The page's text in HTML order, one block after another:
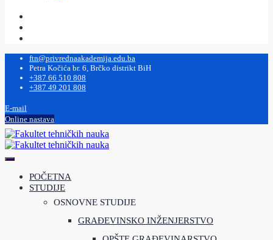
ftn@privrednaakademija.edu.ba
Petra Kočića br. 6, Brčko distrikt BiH
+387 66 510 808
+387 49 201 808
E-mail
Online nastava
POČETNA
STUDIJE
OSNOVNE STUDIJE
GRAĐEVINSKO INŽENJERSTVO